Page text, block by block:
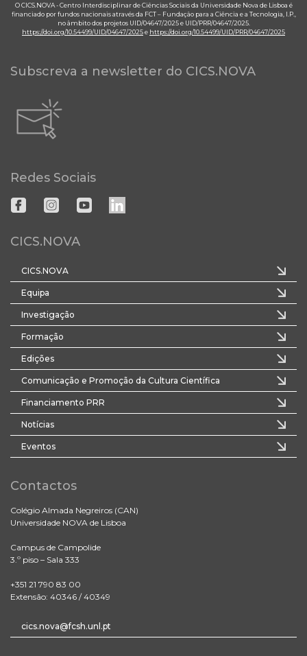
O CICS.NOVA - Centro Interdisciplinar de Ciências Sociais da Universidade Nova de Lisboa é
financiado por fundos nacionais através da FCT – Fundação para a Ciência e a Tecnologia, I.P.,
no âmbito dos projetos UID/04647/2025 e UID/PRR/04647/2025.
https://doi.org/10.54499/UID/04647/2025e https://doi.org/10.54499/UID/PRR/04647/2025
Subscreva a newsletter do CICS.NOVA
Redes Sociais
CICS.NOVA
CICS.NOVA
Equipa
Investigação
Formação
Edições
Comunicação e Promoção da Cultura Científica
Financiamento PRR
Notícias
Eventos
Contactos
Colégio Almada Negreiros (CAN)
Universidade NOVA de Lisboa
Campus de Campolide
3.º piso – Sala 333
+351 21 790 83 00
Extensão: 40346 / 40349
cics.nova@fcsh.unl.pt